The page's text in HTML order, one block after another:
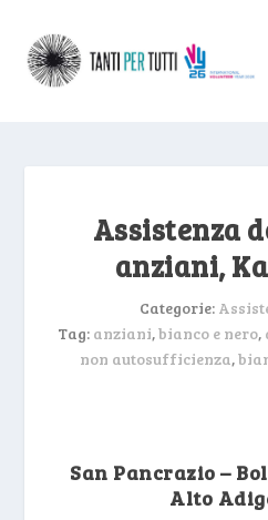
Assistenza
anziani,
Categorie:
Tag: anziani,bianco e nero,
non autosufficienza,
San Pancrazio –
Alto